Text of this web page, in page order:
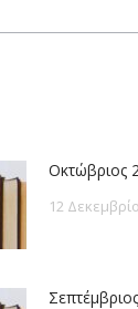
Οκτώβριος
12